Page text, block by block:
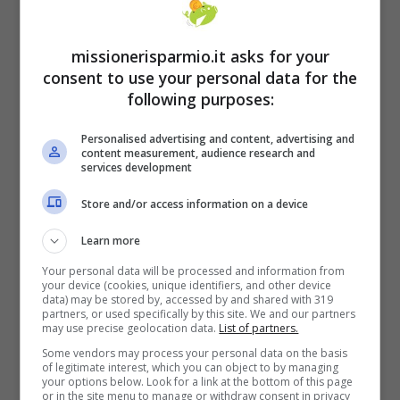
missionerisparmio.it asks for your
consent to use your personal data for the
following purposes:
Personalised advertising and content, advertising and
content measurement, audience research and
services development
Store and/or access information on a device
Learn more
Your personal data will be processed and information from
your device (cookies, unique identifiers, and other device
data) may be stored by, accessed by and shared with 319
partners, or used specifically by this site. We and our partners
may use precise geolocation data. List of partners.
Some vendors may process your personal data on the basis
of legitimate interest, which you can object to by managing
your options below. Look for a link at the bottom of this page
or in the site menu to manage or withdraw consent in privacy